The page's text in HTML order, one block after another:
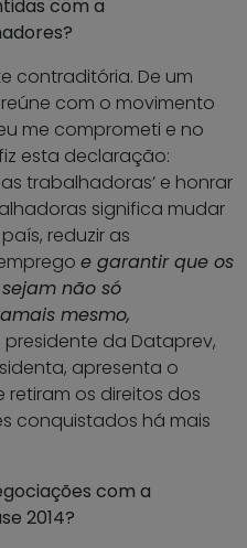
com a
contraditória. De um
com o movimento
me comprometi e no
esta declaração:
trabalhadoras’ e honrar
significa mudar
reduzir as
e garantir que os
não só
mesmo,
presidente da Dataprev,
apresenta o
os direitos dos
conquistados há mais
com a
2014?